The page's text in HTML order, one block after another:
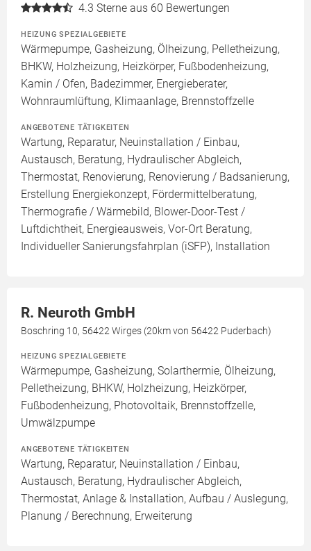
4.3 Sterne aus 60 Bewertungen
HEIZUNG SPEZIALGEBIETE
Wärmepumpe, Gasheizung, Ölheizung, Pelletheizung,
BHKW, Holzheizung, Heizkörper, Fußbodenheizung,
Kamin / Ofen, Badezimmer, Energieberater,
Wohnraumlüftung, Klimaanlage, Brennstoffzelle
ANGEBOTENE TÄTIGKEITEN
Wartung, Reparatur, Neuinstallation / Einbau,
Austausch, Beratung, Hydraulischer Abgleich,
Thermostat, Renovierung, Renovierung / Badsanierung,
Erstellung Energiekonzept, Fördermittelberatung,
Thermografie / Wärmebild, Blower-Door-Test /
Luftdichtheit, Energieausweis, Vor-Ort Beratung,
Individueller Sanierungsfahrplan (iSFP), Installation
R. Neuroth GmbH
Boschring 10, 56422 Wirges (20km von 56422 Puderbach)
HEIZUNG SPEZIALGEBIETE
Wärmepumpe, Gasheizung, Solarthermie, Ölheizung,
Pelletheizung, BHKW, Holzheizung, Heizkörper,
Fußbodenheizung, Photovoltaik, Brennstoffzelle,
Umwälzpumpe
ANGEBOTENE TÄTIGKEITEN
Wartung, Reparatur, Neuinstallation / Einbau,
Austausch, Beratung, Hydraulischer Abgleich,
Thermostat, Anlage & Installation, Aufbau / Auslegung,
Planung / Berechnung, Erweiterung